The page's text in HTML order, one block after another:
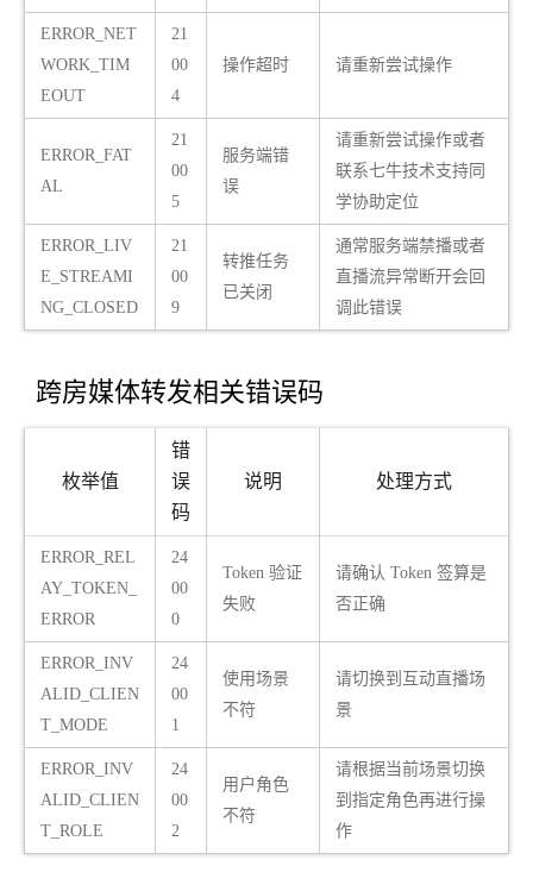
ERROR_NET
WORK_TIM
EOUT
21
00
4
操作超时 请重新尝试操作
ERROR_FAT
AL
21
00
5
服务端错
误
请重新尝试操作或者
联系七牛技术支持同
学协助定位
ERROR_LIV
E_STREAMI
NG_CLOSED
21
00
9
转推任务
已关闭
通常服务端禁播或者
直播流异常断开会回
调此错误
跨房媒体转发相关错误码
枚举值
错
误
码
说明 处理方式
ERROR_REL
AY_TOKEN_
ERROR
24
00
0
Token 验证
失败
请确认 Token 签算是
否正确
ERROR_INV
ALID_CLIEN
T_MODE
24
00
1
使用场景
不符
请切换到互动直播场
景
ERROR_INV
ALID_CLIEN
T_ROLE
24
00
2
用户角色
不符
请根据当前场景切换
到指定角色再进行操
作